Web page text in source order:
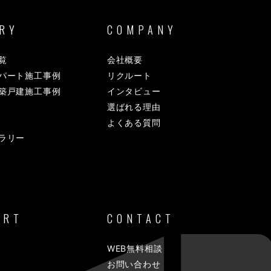
ート施工事例
戸建施工事例
リー
COMPANY
会社概要
リクルート
インタビュー
選ばれる理由
よくある質問
CONTACT
WEB無料相談
お問い合わせ